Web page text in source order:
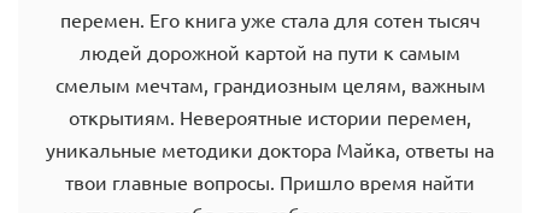
перемен. Его книга уже стала для сотен тысяч
людей дорожной картой на пути к самым
смелым мечтам, грандиозным целям, важным
открытиям. Невероятные истории перемен,
уникальные методики доктора Майка, ответы на
твои главные вопросы. Пришло время найти